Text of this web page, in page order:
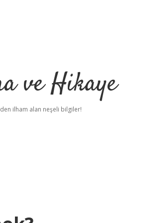
ve Hikaye
ilham alan neşeli bilgiler!